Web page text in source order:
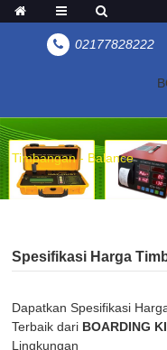
02177828222
Timbangan - Balance
Spesifikasi Harga
Dapatkan Spesifikasi
Terbaik dari BOARDING
Lingkungan